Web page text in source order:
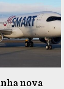
nova